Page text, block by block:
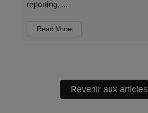
une dista...
Read More
Revenir aux articles